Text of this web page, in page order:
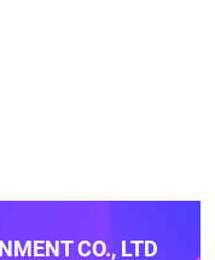
CO., LTD